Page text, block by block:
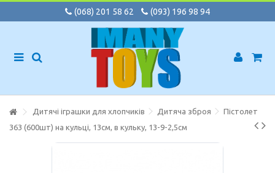
(068) 201 58 62 (093) 196 98 94
Дитячі іграшки для хлопчиків Дитяча зброя
Пістолет
363 (600шт) на кульці, 13см, в кульку, 13-9-2,5см